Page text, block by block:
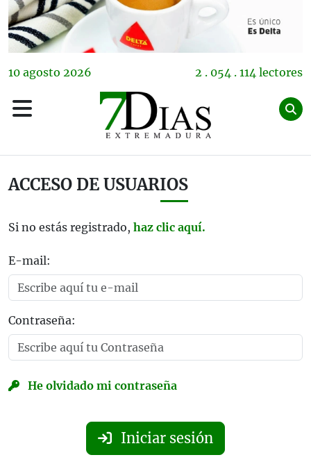
10 agosto 2026 2 . 054 . 114 lectores
ACCESO DE USUARIOS
Si no estás registrado, haz clic aquí.
E-mail:
Contraseña:
He olvidado mi contraseña
Iniciar sesión